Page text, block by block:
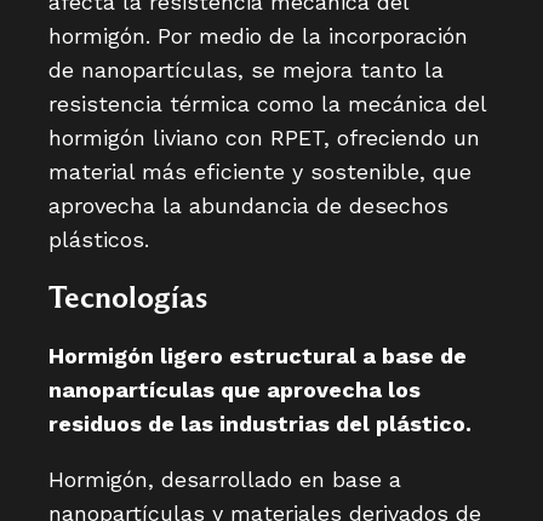
hormigón. Por medio de la incorporación
de nanopartículas, se mejora tanto la
resistencia térmica como la mecánica del
hormigón liviano con RPET, ofreciendo un
material más eficiente y sostenible, que
aprovecha la abundancia de desechos
plásticos.
Tecnologías
Hormigón ligero estructural a base de
nanopartículas que aprovecha los
residuos de las industrias del plástico.
Hormigón, desarrollado en base a
nanopartículas y materiales derivados de